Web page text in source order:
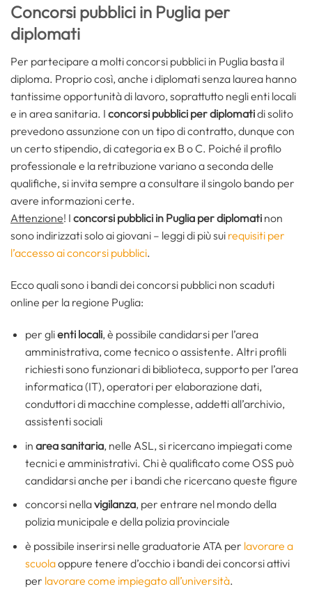
Concorsi pubblici in Puglia per
diplomati
Per partecipare a molti concorsi pubblici in Puglia basta il
diploma. Proprio così, anche i diplomati senza laurea hanno
tantissime opportunità di lavoro, soprattutto negli enti locali
e in area sanitaria. I concorsi pubblici per diplomatidi solito
prevedono assunzione con un tipo di contratto, dunque con
un certo stipendio, di categoria ex B o C. Poiché il profilo
professionale e la retribuzione variano a seconda delle
qualifiche, si invita sempre a consultare il singolo bando per
avere informazioni certe.
Attenzione! I concorsi pubblici in Puglia per diplomati non
sono indirizzati solo ai giovani – leggi di più sui requisiti per
l’accesso ai concorsi pubblici.
Ecco quali sono i bandi dei concorsi pubblici non scaduti
online per la regione Puglia:
per glienti locali, è possibile candidarsi per l’area
amministrativa, come tecnico o assistente. Altri profili
richiesti sono funzionari di biblioteca, supporto per l’area
informatica (IT), operatori per elaborazione dati,
conduttori di macchine complesse, addetti all’archivio,
assistenti sociali
in area sanitaria, nelle ASL, si ricercano impiegati come
tecnici e amministrativi. Chi è qualificato come OSS può
candidarsi anche per i bandi che ricercano queste figure
concorsi nellavigilanza, per entrare nel mondo della
polizia municipale e della polizia provinciale
è possibile inserirsi nelle graduatorie ATA per lavorare a
scuolaoppure tenere d’occhio i bandi dei concorsi attivi
per lavorare come impiegato all’università.